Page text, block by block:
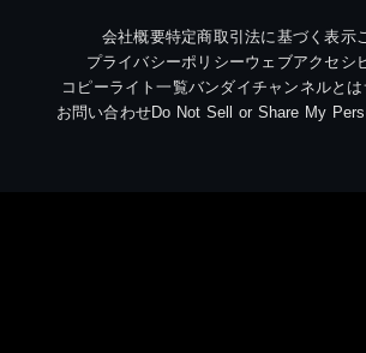
会社概要特定商取引法に基づく表示
プライバシーポリシーウェブアクセシ
コピーライト一覧バンダイチャンネルとは
お問い合わせDo Not Sell or Share My